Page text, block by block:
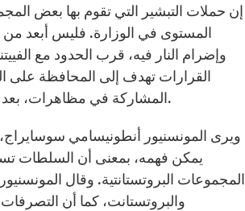
إن حملات التبشير التي تقوم بها بعض
القرارات تهدف إلى المحافظة على
المشاركة في مظاهرات، بعد انفجار صدامات بين مجموعتين منهم في شوارع بنوم بان في شهر أبريل الماضي.
ويرى المونسنيور أنطونيسامي سوسايراج،
يمكن فهمه، بمعنى أن السلطات
المجموعات البروتستانتية. وقال
والبروتستانت، كما أن